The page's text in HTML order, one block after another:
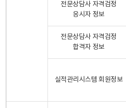
전문상담사 자격검정
응시자 정보
전문상담사 자격검정
합격자 정보
실적관리시스템 회원정보